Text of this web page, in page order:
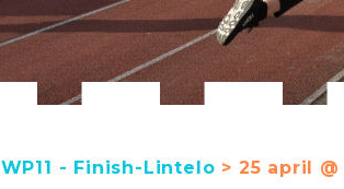
WP11 - Finish-Lintelo > 25 april @